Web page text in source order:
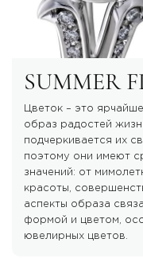
SUMMER
Цветок – это
образ радостей
подчеркивается их
поэтому они имеют
значений: от
красоты,
аспекты образа
формой и цветом,
ювелирных цветов.